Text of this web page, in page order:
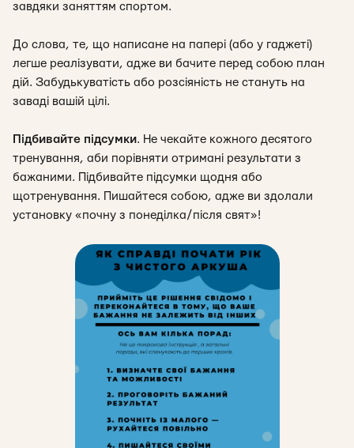
завдяки заняттям спортом.
До слова, те, що написане на папері (або у гаджеті)
легше реалізувати, адже ви бачите перед собою план
дій. Забудькуватість або розсіяність не стануть на
заваді вашій цілі.
Підбивайте підсумки. Не чекайте кожного десятого
тренування, аби порівняти отримані результати з
бажаними. Підбивайте підсумки щодня або
щотренування. Пишайтеся собою, адже ви здолали
установку «почну з понеділка/після свят»!